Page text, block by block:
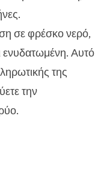
σε φρέσκο νερό,
ενυδατωμένη. Αυτό
της
την